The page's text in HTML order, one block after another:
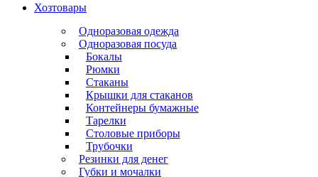
Хозтовары
Одноразовая одежда
Одноразовая посуда
Бокалы
Рюмки
Стаканы
Крышки для стаканов
Контейнеры бумажные
Тарелки
Столовые приборы
Трубочки
Резинки для денег
Губки и мочалки